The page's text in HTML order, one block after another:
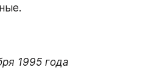
1995 года